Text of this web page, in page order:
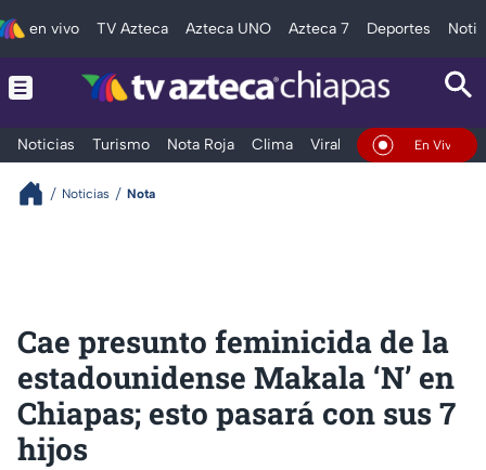
en vivo TV Azteca Azteca UNO Azteca 7 Deportes
Noticias Turismo Nota Roja Clima Viral y Tendencia
En Vivo
Noticias Nota
Cae presunto feminicida de la
estadounidense Makala ‘N’ en
Chiapas; esto pasará con sus 7
hijos